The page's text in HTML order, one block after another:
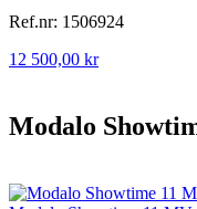
Ref.nr: 1506924
12 500,00 kr
Modalo